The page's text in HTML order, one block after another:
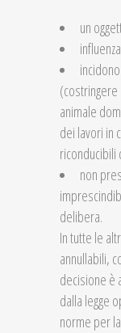
un
animale
dei lavori in
riconducibili
non
delibera.
In tutte le
annullabili,
decisione è
dalla legge
norme per la